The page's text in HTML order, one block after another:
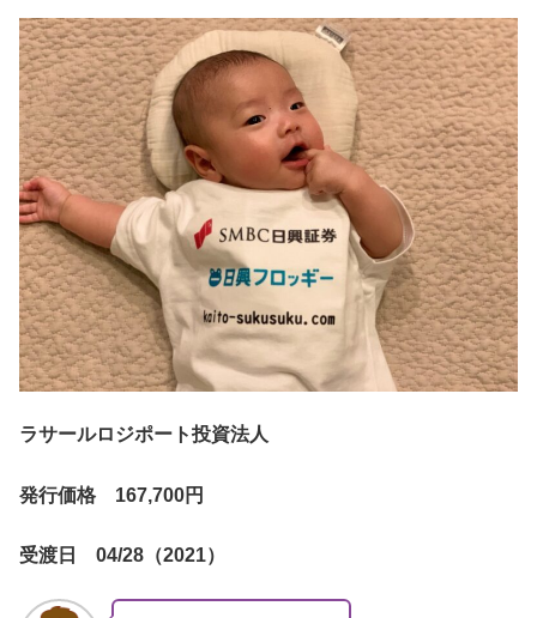
ラサールロジポート投資法人
発行価格 167,700円
受渡日 04/28（2021）